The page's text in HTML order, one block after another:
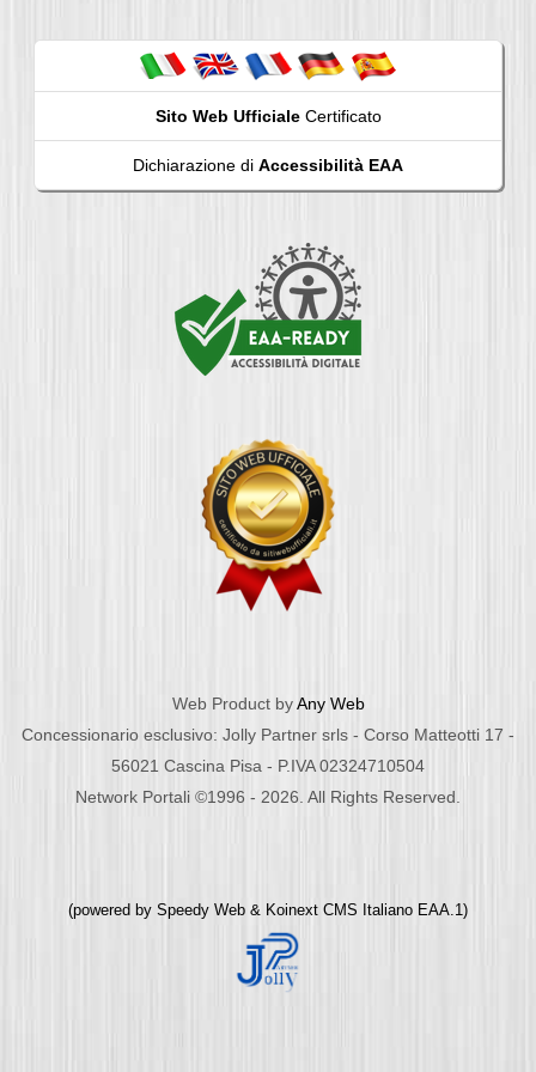
Sito Web UfficialeCertificato
Dichiarazione di Accessibilità EAA
Web Product byAny Web
Concessionario esclusivo: Jolly Partner srls - Corso Matteotti 17 -
56021 Cascina Pisa - P.IVA 02324710504
Network Portali ©1996 - 2026. All Rights Reserved.
(powered by Speedy Web & Koinext CMS Italiano EAA.1)